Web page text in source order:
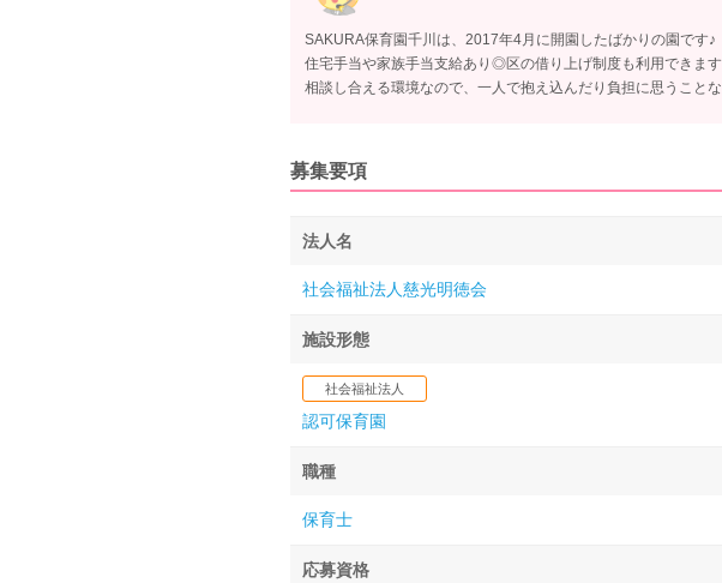
SAKURA保育園千川は、2017年4月に開園したばかりの園です♪
住宅手当や家族手当支給あり◎区の借り上げ制度も利用できま
相談し合える環境なので、一人で抱え込んだり負担に思うこと
募集要項
法人名
社会福祉法人慈光明徳会
施設形態
社会福祉法人
認可保育園
職種
保育士
応募資格